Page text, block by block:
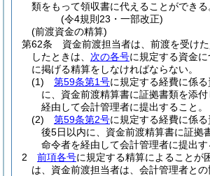
類をもって領収書に代えることができる
(令4規則23・一部改正)
(前渡資金の精算)
第62条
資金前渡担当者は、前渡を受け
したときは、 次の各号に規定する資金に
に掲げる精算をしなければならない。
(1)
第59条第1号に規定する経費に係
に、資金前渡精算書に証拠書類を添
経由して会計管理者に提出すること。
(2)
第59条第2号に規定する経費に係
後5日以内に、資金前渡精算書に証拠
命令者を経由して会計管理者に提出す
2
前項各号に規定する精算によることが
は、資金前渡担当者は、会計管理者と